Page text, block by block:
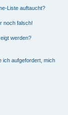
Liste auftaucht?
noch falsch!
werden?
ich aufgefordert, mich